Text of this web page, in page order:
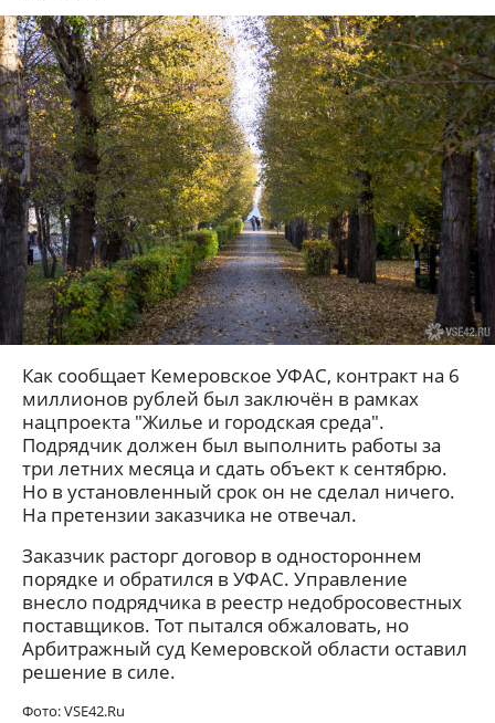
Как сообщает Кемеровское УФАС, контракт на 6
миллионов рублей был заключён в рамках
нацпроекта "Жилье и городская среда".
Подрядчик должен был выполнить работы за
три летних месяца и сдать объект к сентябрю.
Но в установленный срок он не сделал ничего.
На претензии заказчика не отвечал.
Заказчик расторг договор в одностороннем
порядке и обратился в УФАС. Управление
внесло подрядчика в реестр недобросовестных
поставщиков. Тот пытался обжаловать, но
Арбитражный суд Кемеровской области оставил
решение в силе.
Фото: VSE42.Ru